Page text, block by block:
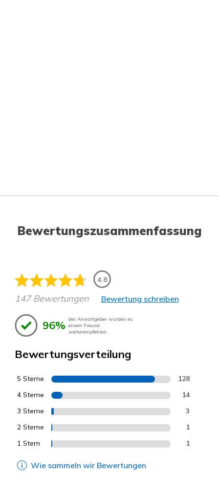
Bewertungszusammenfassung
4.8
147 Bewertungen Bewertung schreiben
96% der Anwortgeber würden es
einem Freund
weiterempfehlen.
Bewertungsverteilung
5 Sterne 128
4 Sterne 14
3 Sterne 3
2 Sterne 1
1 Stern 1
Wie sammeln wir Bewertungen